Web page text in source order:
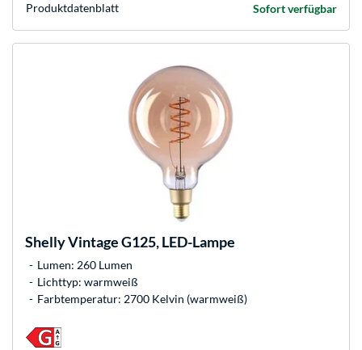
Sofort verfügbar
Produkt­datenblatt
ShellyVintage G125, LED-Lampe
Lumen: 260 Lumen
Lichttyp: warmweiß
Farbtemperatur: 2700 Kelvin (warmweiß)